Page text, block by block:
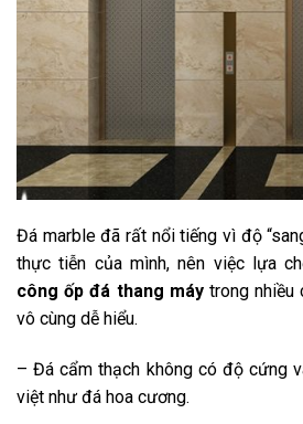
Đá marble đã rất nổi tiếng vì độ
thực tiễn của mình, nên việc lựa
công ốp đá thang máytrong nhiều
vô cùng dễ hiểu.
– Đá cẩm thạch không có độ cứng
việt như đá hoa cương.